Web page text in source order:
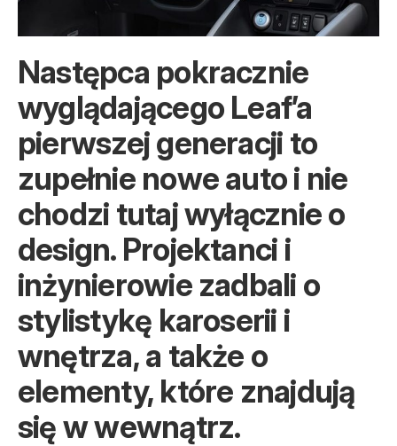
Następca pokracznie
wyglądającego Leaf’a
pierwszej generacji to
zupełnie nowe auto i nie
chodzi tutaj wyłącznie o
design. Projektanci i
inżynierowie zadbali o
stylistykę karoserii i
wnętrza, a także o
elementy, które znajdują
się w wewnątrz.